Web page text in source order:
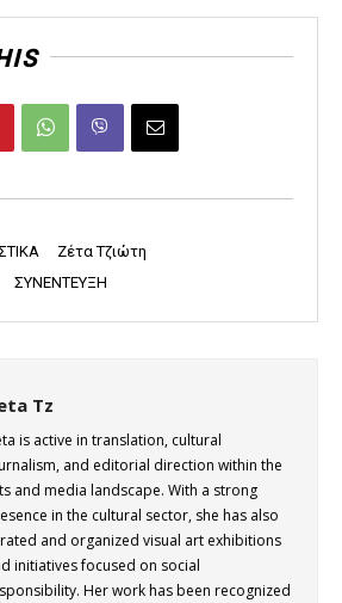
Ζέτα Τζιώτη
ΣΥΝΕΝΤΕΥΞΗ
Tz
is active in translation, cultural
and editorial direction within the
and media landscape. With a strong
in the cultural sector, she has also
and organized visual art exhibitions
initiatives focused on social
Her work has been recognized